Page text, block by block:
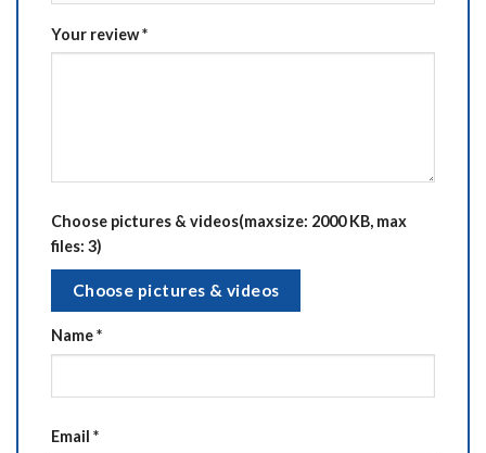
Your review*
Choose pictures & videos(maxsize: 2000 KB, max
files: 3)
Choose pictures & videos
Name*
Email *